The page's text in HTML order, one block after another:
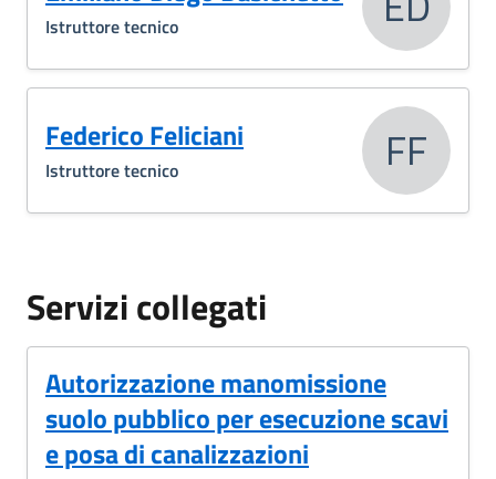
Istruttore tecnico
Federico Feliciani
Istruttore tecnico FF
Servizi collegati
Autorizzazione manomissione
suolo pubblico per esecuzione scavi
e posa di canalizzazioni